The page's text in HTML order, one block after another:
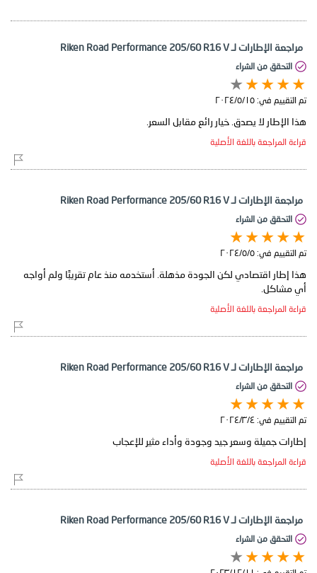
مراجعة الإطارات لـ Riken Road Performance 205/60 R16 V
التحقق من الشراء
تم التقييم في: ١٥‏/٥‏/٢٠٢٤
هذا الإطار لا يصدق. خيار رائع مقابل السعر.
قراءة المراجعة باللغة الأصلية
مراجعة الإطارات لـ Riken Road Performance 205/60 R16 V
التحقق من الشراء
تم التقييم في: ٥‏/٥‏/٢٠٢٤
هذا إطار اقتصادي لكن الجودة مذهلة. أستخدمه منذ عام تقريبًا ولم أواجه
أي مشاكل.
قراءة المراجعة باللغة الأصلية
مراجعة الإطارات لـ Riken Road Performance 205/60 R16 V
التحقق من الشراء
تم التقييم في: ٤‏/٣‏/٢٠٢٤
إطارات جميلة وسعر جيد وجودة وأداء مثير للإعجاب
قراءة المراجعة باللغة الأصلية
مراجعة الإطارات لـ Riken Road Performance 205/60 R16 V
التحقق من الشراء